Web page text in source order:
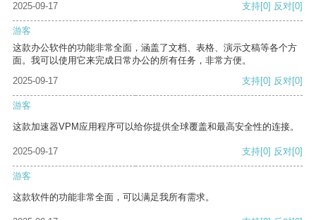
2025-09-17
支持[0] 反对[0]
游客
这款办公软件的功能非常全面，涵盖了文档、表格、演示文稿等各个方
面。我可以使用它来完成日常办公的所有任务，非常方便。
2025-09-17
支持[0] 反对[0]
游客
这款加速器VPM应用程序可以给你提供全球覆盖和最高安全性的连接。
2025-09-17 支持[0] 反对[0]
游客
这款软件的功能非常全面，可以满足我所有需求。